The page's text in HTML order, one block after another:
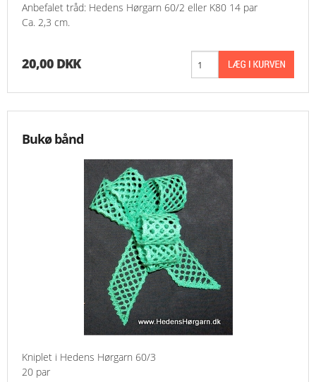
Anbefalet tråd: Hedens Hørgarn 60/2 eller K80 14 par
Ca. 2,3 cm.
20,00 DKK
Bukø bånd
Kniplet i Hedens Hørgarn 60/3
20 par